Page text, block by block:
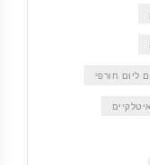
ליום חורפי